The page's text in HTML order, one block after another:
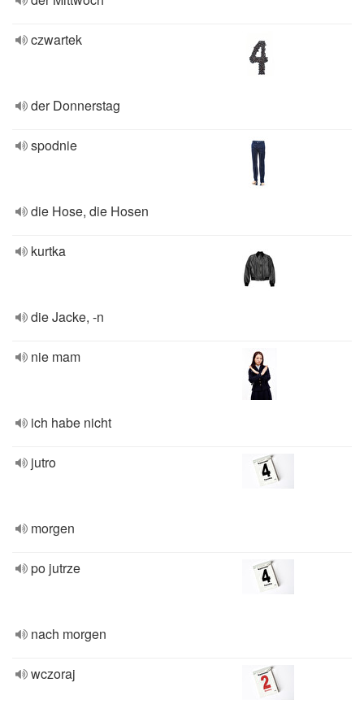
czwartek
der Donnerstag
spodnie
die Hose, die Hosen
kurtka
die Jacke, -n
nie mam
ich habe nicht
jutro
morgen
po jutrze
nach morgen
wczoraj